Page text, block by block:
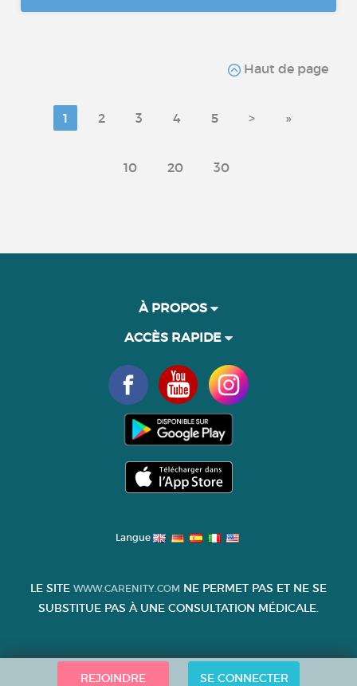
Haut de page
1 2 3 4 5 > »
10 20 30
REJOINDRE SE CONNECTER
À PROPOS
ACCÈS RAPIDE
Langue
LE SITE WWW.CARENITY.COM NE PERMET PAS ET NE SE
SUBSTITUE PAS À UNE CONSULTATION MÉDICALE.